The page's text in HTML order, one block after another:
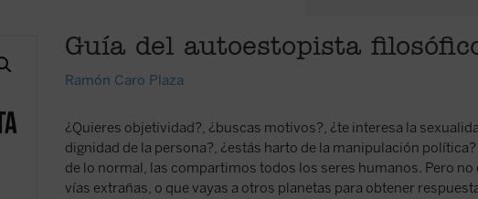
Guía del autoestopista
Ramón Caro Plaza
¿Quieres objetividad?, ¿buscas motivos?, ¿te interesa la
dignidad de la persona?, ¿estás harto de la manipulación
de lo normal, las compartimos todos los seres humanos. Pero no
vías extrañas, o que vayas a otros planetas para obtener